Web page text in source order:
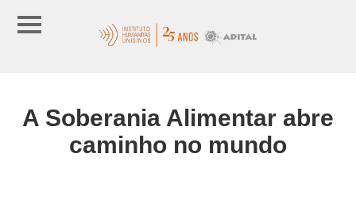
A Soberania Alimentar abre
caminho no mundo